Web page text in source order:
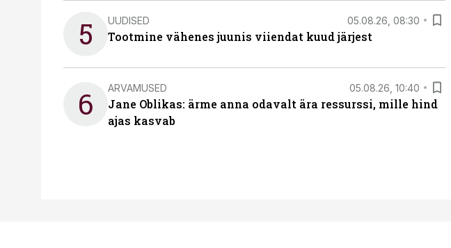
5 UUDISED 05.08.26, 08:30
Tootmine vähenes juunis viiendat kuud järjest
6 ARVAMUSED 05.08.26, 10:40
Jane Oblikas: ärme anna odavalt ära ressurssi, mille hind
ajas kasvab